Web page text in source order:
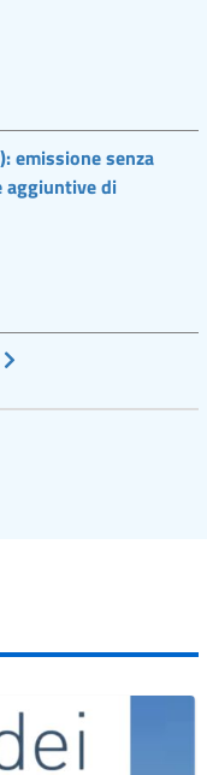
emissione senza
aggiuntive di